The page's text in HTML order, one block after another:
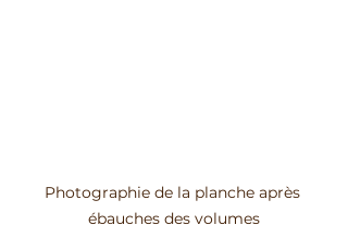
Photographie de la planche après
ébauches des volumes